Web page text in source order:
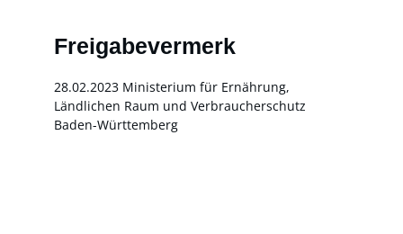
Freigabevermerk
28.02.2023 Ministerium für Ernährung,
Ländlichen Raum und Verbraucherschutz
Baden-Württemberg